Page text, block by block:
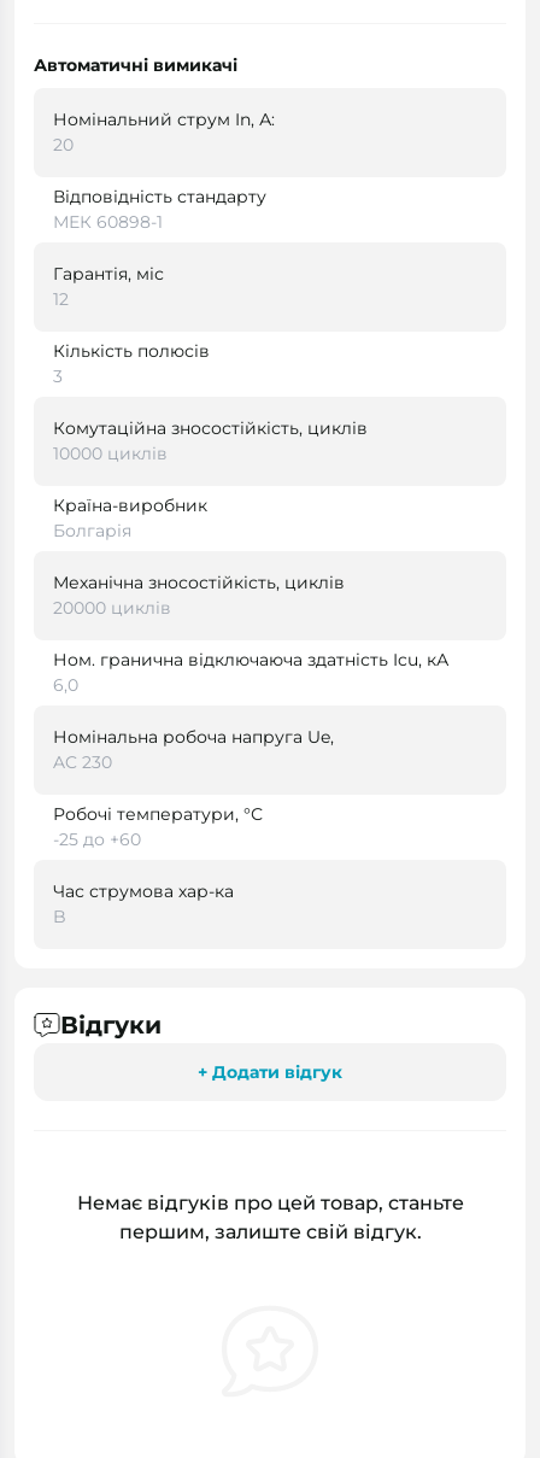
Автоматичні вимикачі
Номінальний струм In, А:
20
Відповідність стандарту
МЕК 60898-1
Гарантія, міс
12
Кількість полюсів
3
Комутаційна зносостійкість, циклів
10000 циклів
Країна-виробник
Болгарія
Механічна зносостійкість, циклів
20000 циклів
Ном. гранична відключаюча здатність Icu, кА
6,0
Номінальна робоча напруга Ue,
AC 230
Робочі температури, °С
-25 до +60
Час струмова хар-ка
B
Відгуки
+ Додати відгук
Немає відгуків про цей товар, станьте
першим, залиште свій відгук.